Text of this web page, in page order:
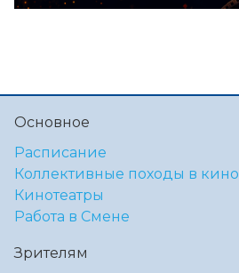
Основное
Расписание
Коллективные походы в кино
Кинотеатры
Работа в Смене
Зрителям